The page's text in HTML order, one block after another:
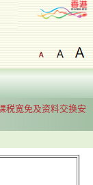
税宽免及资料交换安